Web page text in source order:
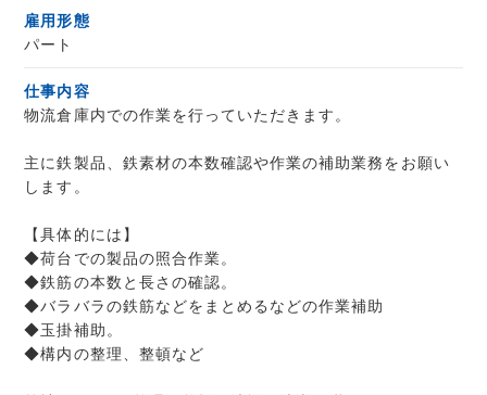
雇用形態
パート
仕事内容
物流倉庫内での作業を行っていただきます。
主に鉄製品、鉄素材の本数確認や作業の補助業務をお願い
します。
【具体的には】
◆荷台での製品の照合作業。
◆鉄筋の本数と長さの確認。
◆バラバラの鉄筋などをまとめるなどの作業補助
◆玉掛補助。
◆構内の整理、整頓など